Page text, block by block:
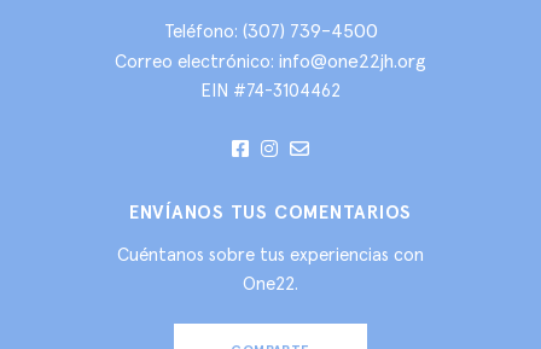
Teléfono: (307) 739-4500
Correo electrónico: info@one22jh.org
EIN #74-3104462
ENVÍANOS TUS COMENTARIOS
Cuéntanos sobre tus experiencias con
One22.